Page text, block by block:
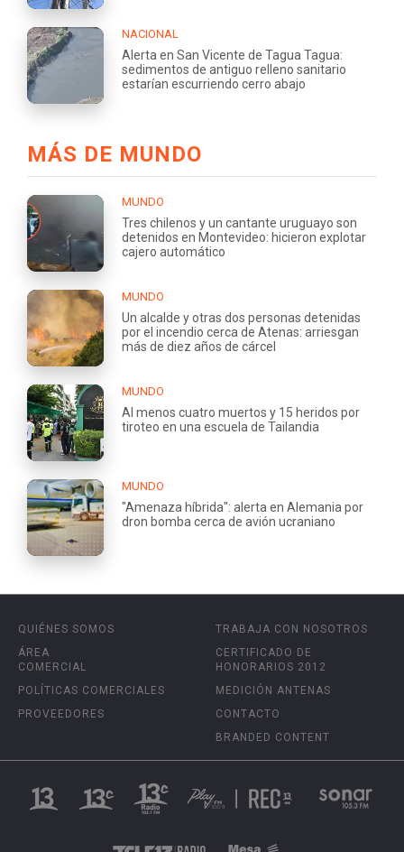
NACIONAL
Alerta en San Vicente de Tagua Tagua:
sedimentos de antiguo relleno sanitario
estarían escurriendo cerro abajo
MÁS DE MUNDO
MUNDO
Tres chilenos y un cantante uruguayo son
detenidos en Montevideo: hicieron explotar
cajero automático
MUNDO
Un alcalde y otras dos personas detenidas
por el incendio cerca de Atenas: arriesgan
más de diez años de cárcel
MUNDO
Al menos cuatro muertos y 15 heridos por
tiroteo en una escuela de Tailandia
MUNDO
"Amenaza híbrida": alerta en Alemania por
dron bomba cerca de avión ucraniano
QUIÉNES SOMOS
ÁREA
COMERCIAL
POLÍTICAS COMERCIALES
PROVEEDORES
TRABAJA CON NOSOTROS
CERTIFICADO DE
HONORARIOS 2012
MEDICIÓN ANTENAS
CONTACTO
BRANDED CONTENT